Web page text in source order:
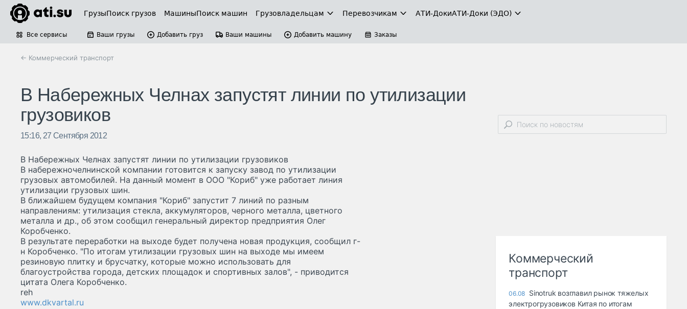
ГрузыПоиск грузов МашиныПоиск машин Грузовладельцам Перевозчикам АТИ-ДокиАТИ-Доки (ЭДО)
Все сервисы Ваши грузы Добавить груз Ваши машины Добавить машину Заказы
← Коммерческий транспорт
В Набережных Челнах запустят линии по утилизации
грузовиков
15:16, 27 Сентября 2012
В Набережных Челнах запустят линии по утилизации грузовиков
В набережночелнинской компании готовится к запуску завод по утилизации
грузовых автомобилей. На данный момент в ООО "Кориб" уже работает линия
утилизации грузовых шин.
В ближайшем будущем компания "Кориб" запустит 7 линий по разным
направлениям: утилизация стекла, аккумуляторов, черного металла, цветного
металла и др., об этом сообщил генеральный директор предприятия Олег
Коробченко.
В результате переработки на выходе будет получена новая продукция, сообщил г-
н Коробченко. "По итогам утилизации грузовых шин на выходе мы имеем
резиновую плитку и брусчатку, которые можно использовать для
благоустройства города, детских площадок и спортивных залов", - приводится
цитата Олега Коробченко.
reh
www.dkvartal.ru
Коммерческий
транспорт
06.08 Sinotruk возглавил рынок тяжелых
электрогрузовиков Китая по итогам